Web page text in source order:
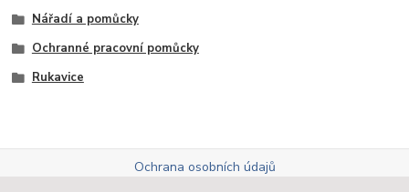
Nářadí a pomůcky
Ochranné pracovní pomůcky
Rukavice
Ochrana osobních údajů